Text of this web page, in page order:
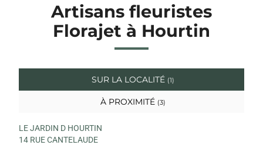
Artisans fleuristes
Florajet à Hourtin
SUR LA LOCALITÉ (1)
À PROXIMITÉ (3)
LE JARDIN D HOURTIN
14 RUE CANTELAUDE